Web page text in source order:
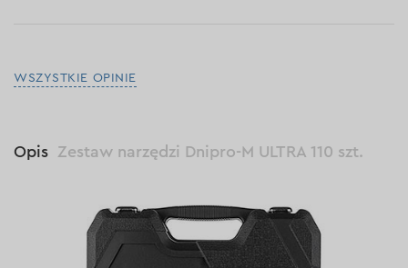
WSZYSTKIE OPINIE
Opis Zestaw narzędzi Dnipro-M ULTRA 110 szt.